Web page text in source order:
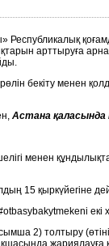
арттыруға
бекіту менен
Астана
менен
15 қыркүйегіне
екі
2) толтыру
жариялауға